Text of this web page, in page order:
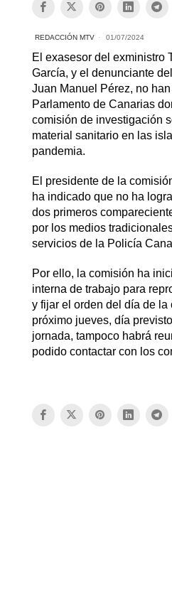
REDACCIÓN MTV 01/07/2024
El exasesor del exministro
García, y el denunciante
Juan Manuel Pérez, no
Parlamento de Canarias
comisión de investigación
material sanitario en las
pandemia.
El presidente de la
ha indicado que no ha
dos primeros
por los medios
servicios de la Policía
Por ello, la comisión ha
interna de trabajo para
y fijar el orden del día de la
próximo jueves, día
jornada, tampoco habrá
podido contactar con los